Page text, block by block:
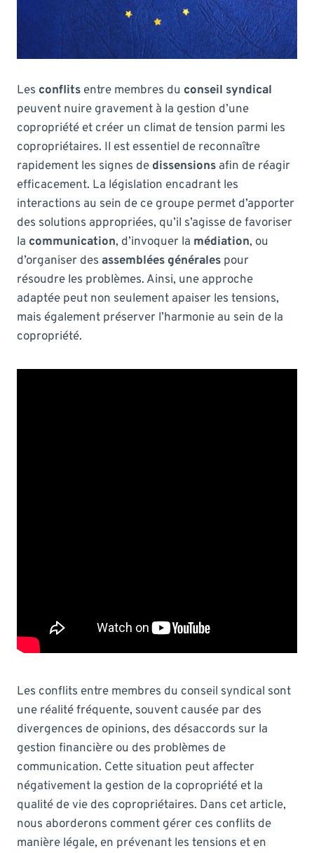
Les conflits entre membres du conseil syndical
peuvent nuire gravement à la gestion d’une
copropriété et créer un climat de tension parmi les
copropriétaires. Il est essentiel de reconnaître
rapidement les signes de dissensions afin de réagir
efficacement. La législation encadrant les
interactions au sein de ce groupe permet d’apporter
des solutions appropriées, qu’il s’agisse de favoriser
la communication, d’invoquer la médiation, ou
d’organiser des assemblées générales pour
résoudre les problèmes. Ainsi, une approche
adaptée peut non seulement apaiser les tensions,
mais également préserver l’harmonie au sein de la
copropriété.
Les conflits entre membres du conseil syndical sont
une réalité fréquente, souvent causée par des
divergences de opinions, des désaccords sur la
gestion financière ou des problèmes de
communication. Cette situation peut affecter
négativement la gestion de la copropriété et la
qualité de vie des copropriétaires. Dans cet article,
nous aborderons comment gérer ces conflits de
manière légale, en prévenant les tensions et en